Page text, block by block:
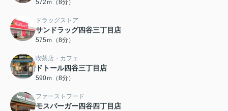
572ｍ（8分）
ドラッグストア
サンドラッグ四谷三丁目店
575ｍ（8分）
喫茶店・カフェ
ドトール四谷三丁目店
590ｍ（8分）
ファーストフード
モスバーガー四谷四丁目店